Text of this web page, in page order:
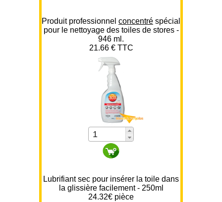
Produit professionnel concentré spécial
pour le nettoyage des toiles de stores -
946 ml.
21.66 € TTC
Lubrifiant sec pour insérer la toile dans
la glissière facilement - 250ml
24.32€ pièce